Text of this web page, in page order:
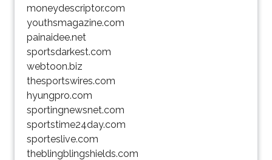
moneydescriptor.com
youthsmagazine.com
painaidee.net
sportsdarkest.com
webtoon.biz
thesportswires.com
hyungpro.com
sportingnewsnet.com
sportstime24day.com
sporteslive.com
theblingblingshields.com